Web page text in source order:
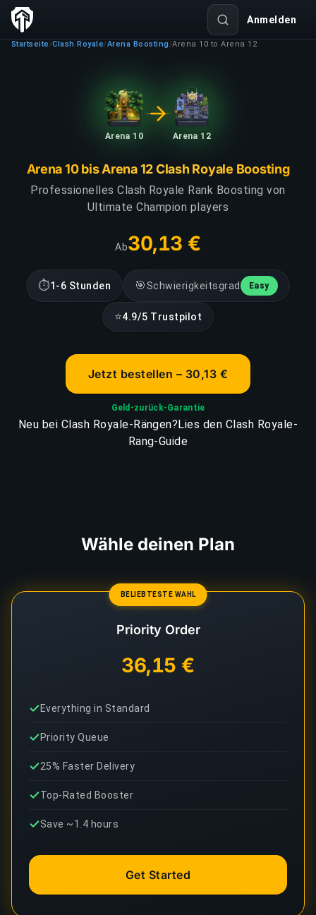
Anmelden
Startseite /Clash Royale/Arena Boosting /Arena 10 to Arena 12
Arena 10 Arena 12
Arena 10 bis Arena 12 Clash Royale Boosting
Professionelles Clash Royale Rank Boosting von
Ultimate Champion players
Ab30,13 €
⏱1-6 Stunden 🎯 Schwierigkeitsgrad Easy
⭐4.9/5 Trustpilot
Jetzt bestellen – 30,13 €
Geld-zurück-Garantie
Neu bei Clash Royale-Rängen?Lies den Clash Royale-
Rang-Guide
Wähle deinen Plan
BELIEBTESTE WAHL
Priority Order
36,15 €
Everything in Standard
Priority Queue
25% Faster Delivery
Top-Rated Booster
Save ~1.4 hours
Get Started